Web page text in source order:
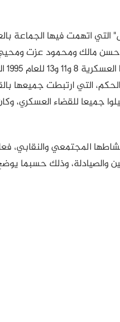
فيما عرف إعلاميا بقضية "سلسبيل" التي اتهمت فيها
وحسن مالك ومحمود عزت
الدين حامد. وفي
نظام الحكم، التي ارتبطت جميعها
قضية تأسيس حزب سياسي "الوسط" عام 1996 التي ضمت 11 شخصا أحيلوا جميعا للقضاء
المجتمعي والنقابي،
والصيادلة، وذلك حسبما